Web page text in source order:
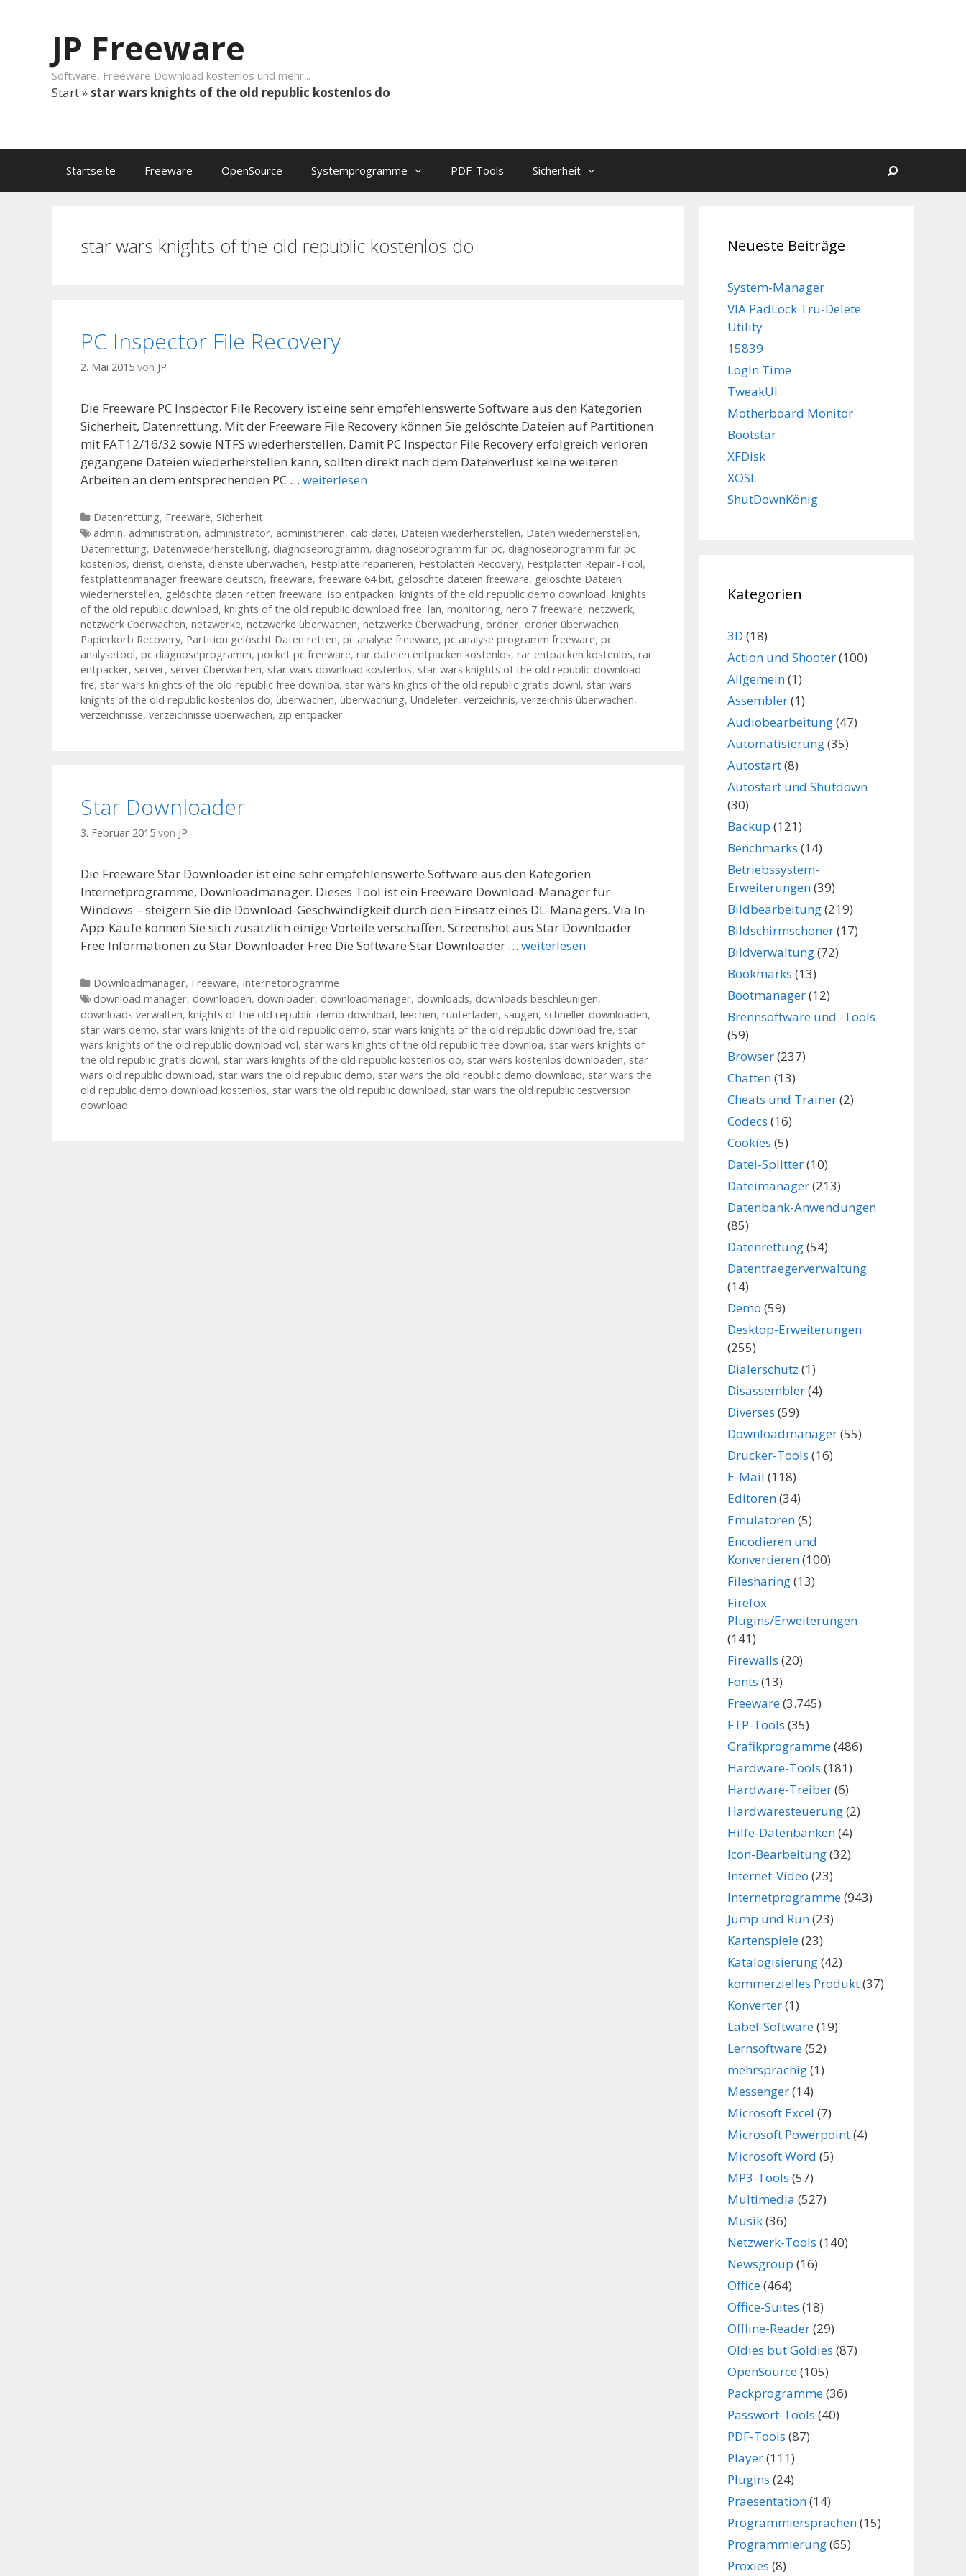
JP Freeware
Software, Freeware Download kostenlos und mehr...
Start»star wars knights of the old republic kostenlos do
Startseite Freeware OpenSource Systemprogramme PDF-Tools Sicherheit Suchen
star wars knights of the old republic kostenlos do
PC Inspector File Recovery
2. Mai 2015 von JP
Die Freeware PC Inspector File Recovery ist eine sehr empfehlenswerte Software aus den Kategorien
Sicherheit, Datenrettung. Mit der Freeware File Recovery können Sie gelöschte Dateien auf Partitionen
mit FAT12/16/32 sowie NTFS wiederherstellen. Damit PC Inspector File Recovery erfolgreich verloren
gegangene Dateien wiederherstellen kann, sollten direkt nach dem Datenverlust keine weiteren
Arbeiten an dem entsprechenden PC … weiterlesen
Kategorien
Datenrettung, Freeware, Sicherheit
Tags
admin, administration, administrator, administrieren, cab datei, Dateien wiederherstellen, Daten wiederherstellen,
Datenrettung, Datenwiederherstellung, diagnoseprogramm, diagnoseprogramm für pc, diagnoseprogramm für pc
kostenlos, dienst, dienste, dienste überwachen, Festplatte reparieren, Festplatten Recovery, Festplatten Repair-Tool,
festplattenmanager freeware deutsch, freeware, freeware 64 bit, gelöschte dateien freeware, gelöschte Dateien
wiederherstellen, gelöschte daten retten freeware, iso entpacken, knights of the old republic demo download, knights
of the old republic download, knights of the old republic download free, lan, monitoring, nero 7 freeware, netzwerk,
netzwerk überwachen, netzwerke, netzwerke überwachen, netzwerke überwachung, ordner, ordner überwachen,
Papierkorb Recovery, Partition gelöscht Daten retten, pc analyse freeware, pc analyse programm freeware, pc
analysetool, pc diagnoseprogramm, pocket pc freeware, rar dateien entpacken kostenlos, rar entpacken kostenlos, rar
entpacker, server, server überwachen, star wars download kostenlos, star wars knights of the old republic download
fre, star wars knights of the old republic free downloa, star wars knights of the old republic gratis downl, star wars
knights of the old republic kostenlos do, überwachen, überwachung, Undeleter, verzeichnis, verzeichnis überwachen,
verzeichnisse, verzeichnisse überwachen, zip entpacker
Star Downloader
3. Februar 2015 von JP
Die Freeware Star Downloader ist eine sehr empfehlenswerte Software aus den Kategorien
Internetprogramme, Downloadmanager. Dieses Tool ist ein Freeware Download-Manager für
Windows – steigern Sie die Download-Geschwindigkeit durch den Einsatz eines DL-Managers. Via In-
App-Käufe können Sie sich zusätzlich einige Vorteile verschaffen. Screenshot aus Star Downloader
Free Informationen zu Star Downloader Free Die Software Star Downloader … weiterlesen
Kategorien
Downloadmanager, Freeware, Internetprogramme
Tags
download manager, downloaden, downloader, downloadmanager, downloads, downloads beschleunigen,
downloads verwalten, knights of the old republic demo download, leechen, runterladen, saugen, schneller downloaden,
star wars demo, star wars knights of the old republic demo, star wars knights of the old republic download fre, star
wars knights of the old republic download vol, star wars knights of the old republic free downloa, star wars knights of
the old republic gratis downl, star wars knights of the old republic kostenlos do, star wars kostenlos downloaden, star
wars old republic download, star wars the old republic demo, star wars the old republic demo download, star wars the
old republic demo download kostenlos, star wars the old republic download, star wars the old republic testversion
download
Neueste Beiträge
System-Manager
VIA PadLock Tru-Delete
Utility
15839
LogIn Time
TweakUI
Motherboard Monitor
Bootstar
XFDisk
XOSL
ShutDownKönig
Kategorien
3D (18)
Action und Shooter(100)
Allgemein(1)
Assembler(1)
Audiobearbeitung(47)
Automatisierung(35)
Autostart(8)
Autostart und Shutdown
(30)
Backup (121)
Benchmarks (14)
Betriebssystem-
Erweiterungen(39)
Bildbearbeitung(219)
Bildschirmschoner(17)
Bildverwaltung(72)
Bookmarks (13)
Bootmanager(12)
Brennsoftware und -Tools
(59)
Browser(237)
Chatten(13)
Cheats und Trainer(2)
Codecs (16)
Cookies (5)
Datei-Splitter(10)
Dateimanager(213)
Datenbank-Anwendungen
(85)
Datenrettung(54)
Datentraegerverwaltung
(14)
Demo (59)
Desktop-Erweiterungen
(255)
Dialerschutz (1)
Disassembler(4)
Diverses (59)
Downloadmanager(55)
Drucker-Tools (16)
E-Mail (118)
Editoren(34)
Emulatoren(5)
Encodieren und
Konvertieren(100)
Filesharing(13)
Firefox
Plugins/Erweiterungen
(141)
Firewalls (20)
Fonts (13)
Freeware(3.745)
FTP-Tools (35)
Grafikprogramme(486)
Hardware-Tools (181)
Hardware-Treiber(6)
Hardwaresteuerung(2)
Hilfe-Datenbanken(4)
Icon-Bearbeitung(32)
Internet-Video (23)
Internetprogramme(943)
Jump und Run(23)
Kartenspiele(23)
Katalogisierung(42)
kommerzielles Produkt(37)
Konverter(1)
Label-Software(19)
Lernsoftware(52)
mehrsprachig(1)
Messenger(14)
Microsoft Excel (7)
Microsoft Powerpoint(4)
Microsoft Word (5)
MP3-Tools (57)
Multimedia (527)
Musik(36)
Netzwerk-Tools (140)
Newsgroup (16)
Office(464)
Office-Suites (18)
Offline-Reader(29)
Oldies but Goldies (87)
OpenSource(105)
Packprogramme(36)
Passwort-Tools (40)
PDF-Tools (87)
Player(111)
Plugins (24)
Praesentation(14)
Programmiersprachen(15)
Programmierung(65)
Proxies (8)